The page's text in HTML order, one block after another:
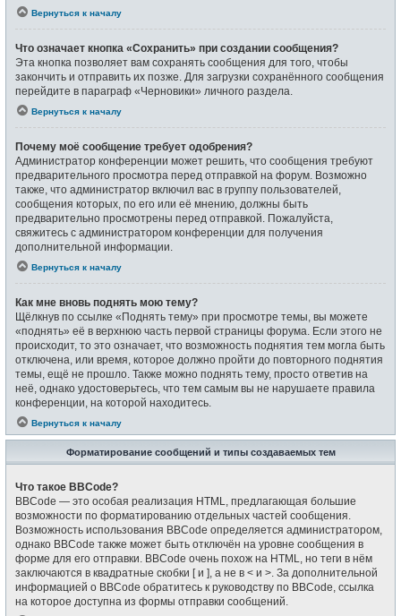
Вернуться к началу
Что означает кнопка «Сохранить» при создании сообщения?
Эта кнопка позволяет вам сохранять сообщения для того, чтобы
закончить и отправить их позже. Для загрузки сохранённого сообщения
перейдите в параграф «Черновики» личного раздела.
Вернуться к началу
Почему моё сообщение требует одобрения?
Администратор конференции может решить, что сообщения требуют
предварительного просмотра перед отправкой на форум. Возможно
также, что администратор включил вас в группу пользователей,
сообщения которых, по его или её мнению, должны быть
предварительно просмотрены перед отправкой. Пожалуйста,
свяжитесь с администратором конференции для получения
дополнительной информации.
Вернуться к началу
Как мне вновь поднять мою тему?
Щёлкнув по ссылке «Поднять тему» при просмотре темы, вы можете
«поднять» её в верхнюю часть первой страницы форума. Если этого не
происходит, то это означает, что возможность поднятия тем могла быть
отключена, или время, которое должно пройти до повторного поднятия
темы, ещё не прошло. Также можно поднять тему, просто ответив на
неё, однако удостоверьтесь, что тем самым вы не нарушаете правила
конференции, на которой находитесь.
Вернуться к началу
Форматирование сообщений и типы создаваемых тем
Что такое BBCode?
BBCode — это особая реализация HTML, предлагающая большие
возможности по форматированию отдельных частей сообщения.
Возможность использования BBCode определяется администратором,
однако BBCode также может быть отключён на уровне сообщения в
форме для его отправки. BBCode очень похож на HTML, но теги в нём
заключаются в квадратные скобки [ и ], а не в < и >. За дополнительной
информацией о BBCode обратитесь к руководству по BBCode, ссылка
на которое доступна из формы отправки сообщений.